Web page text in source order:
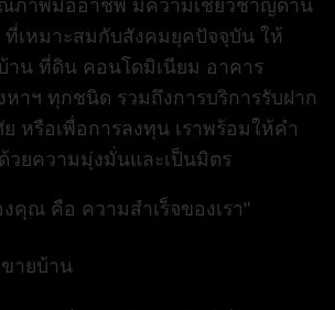
ภาพมืออาชีพ มีความเชี่ยวชาญด้าน
ที่เหมาะสมกับสังคมยุคปัจจุบัน ให้
าน ที่ดิน คอนโดมิเนียม อาคาร
าฯ ทุกชนิด รวมถึงการบริการรับฝาก
หรือเพื่อการลงทุน เราพร้อมให้คำ
วยความมุ่งมั่นและเป็นมิตร
คุณ คือ ความสำเร็จของเรา"
ายบ้าน